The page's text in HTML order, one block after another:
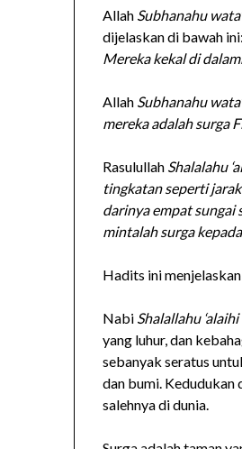
Allah Subhanahu
dijelaskan di bawah
Mereka kekal di
Allah Subhanahu
mereka adalah surga
Rasulullah Shalalahu
tingkatan seperti
darinya empat sungai
mintalah surga
Hadits ini
Nabi Shalallahu
yang luhur, dan
sebanyak seratus
dan bumi. Kedudukan
salehnya di dunia.